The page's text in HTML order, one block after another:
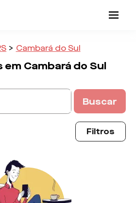
> Cambará do Sul
em Cambará do Sul
Buscar
Filtros